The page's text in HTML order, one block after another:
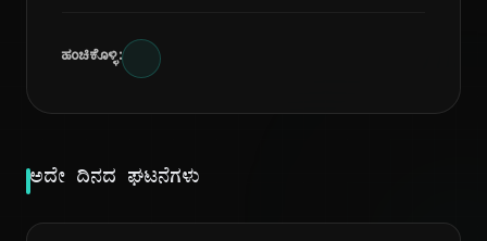
ಹಂಚಿಕೊಳ್ಳಿ:
ಅದೇ ದಿನದ ಘಟನೆಗಳು